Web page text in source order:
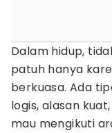
Dalam hidup,
patuh hanya
berkuasa. Ada
logis, alasan
mau mengikuti